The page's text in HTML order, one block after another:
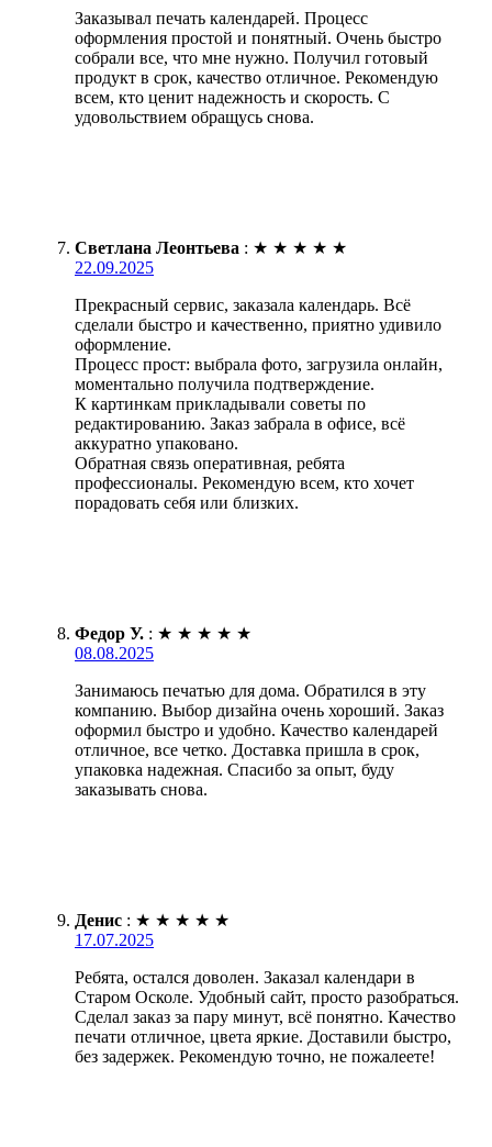
Заказывал печать календарей. Процесс
оформления простой и понятный. Очень быстро
собрали все, что мне нужно. Получил готовый
продукт в срок, качество отличное. Рекомендую
всем, кто ценит надежность и скорость. С
удовольствием обращусь снова.
Светлана Леонтьева : ★ ★ ★ ★ ★
22.09.2025
Прекрасный сервис, заказала календарь. Всё
сделали быстро и качественно, приятно удивило
оформление.
Процесс прост: выбрала фото, загрузила онлайн,
моментально получила подтверждение.
К картинкам прикладывали советы по
редактированию. Заказ забрала в офисе, всё
аккуратно упаковано.
Обратная связь оперативная, ребята
профессионалы. Рекомендую всем, кто хочет
порадовать себя или близких.
Федор У. : ★ ★ ★ ★ ★
08.08.2025
Занимаюсь печатью для дома. Обратился в эту
компанию. Выбор дизайна очень хороший. Заказ
оформил быстро и удобно. Качество календарей
отличное, все четко. Доставка пришла в срок,
упаковка надежная. Спасибо за опыт, буду
заказывать снова.
Денис : ★ ★ ★ ★ ★
17.07.2025
Ребята, остался доволен. Заказал календари в
Старом Осколе. Удобный сайт, просто разобраться.
Сделал заказ за пару минут, всё понятно. Качество
печати отличное, цвета яркие. Доставили быстро,
без задержек. Рекомендую точно, не пожалеете!